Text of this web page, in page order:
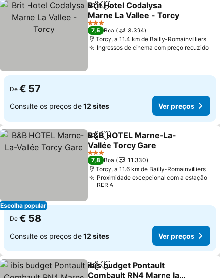
PartilharAdicionar aos favoritos
Brit Hotel Codalysa
Marne La Vallee - Torcy
3 Estrelas
7,5 Boa
3.394
Torcy, a 11.4 km de Bailly-Romainvilliers
Ingressos de cinema com preço reduzido
De € 57
Consulte os preços de 12 sites Ver preços
Escolha popular
PartilharAdicionar aos favoritos
B&B HOTEL Marne-La-
Vallée Torcy Gare
3 Estrelas
7,8 Boa
11.330
Torcy, a 11.6 km de Bailly-Romainvilliers
Proximidade excepcional com a estação
RER A
De € 58
Consulte os preços de 12 sites Ver preços
PartilharAdicionar aos favoritos
ibis budget Pontault
Combault RN4 Marne la